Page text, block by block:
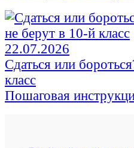
22.07.2026
Сдаться или
класс
Пошаговая